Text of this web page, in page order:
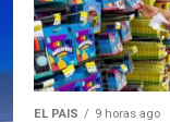
EL PAIS 9 horas ago